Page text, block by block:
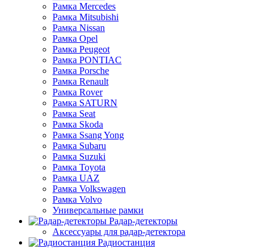
Рамка Mercedes
Рамка Mitsubishi
Рамка Nissan
Рамка Opel
Рамка Peugeot
Рамка PONTIAC
Рамка Porsche
Рамка Renault
Рамка Rover
Рамка SATURN
Рамка Seat
Рамка Skoda
Рамка Ssang Yong
Рамка Subaru
Рамка Suzuki
Рамка Toyota
Рамка UAZ
Рамка Volkswagen
Рамка Volvo
Универсальные рамки
Радар-детекторы
Аксессуары для радар-детектора
Радиостанция